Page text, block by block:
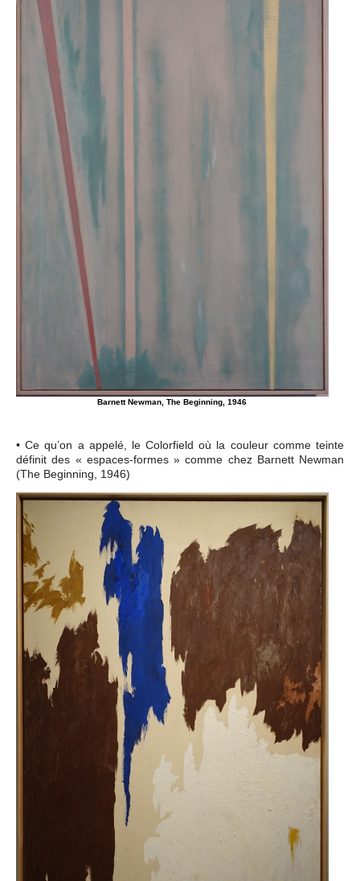
Barnett Newman, The Beginning, 1946
• Ce qu’on a appelé, le Colorfield où la couleur comme teinte
définit des « espaces-formes » comme chez Barnett Newman
(The Beginning, 1946)